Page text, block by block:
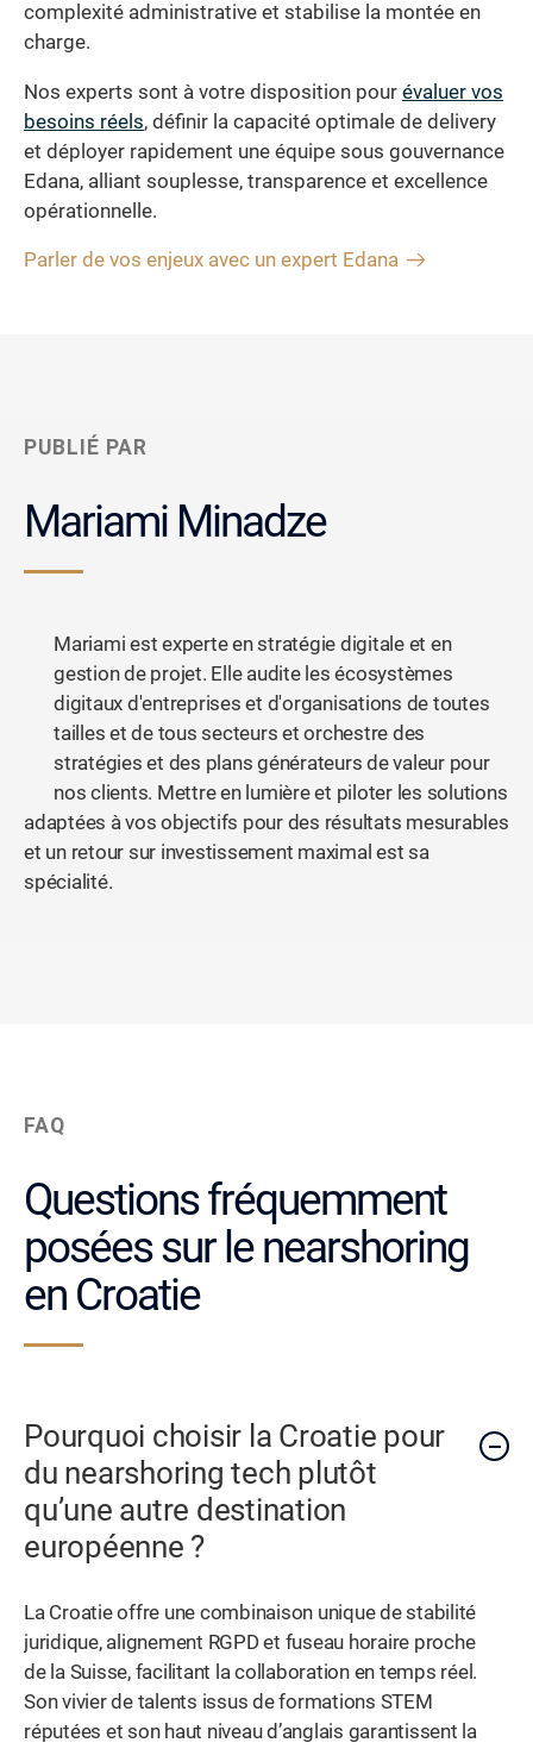
complexité administrative et stabilise la montée en
charge.
Nos experts sont à votre disposition pour évaluer vos
besoins réels, définir la capacité optimale de delivery
et déployer rapidement une équipe sous gouvernance
Edana, alliant souplesse, transparence et excellence
opérationnelle.
Parler de vos enjeux avec un expert Edana
PUBLIÉ PAR
Mariami Minadze
Mariami est experte en stratégie digitale et en
gestion de projet. Elle audite les écosystèmes
digitaux d'entreprises et d'organisations de toutes
tailles et de tous secteurs et orchestre des
stratégies et des plans générateurs de valeur pour
nos clients. Mettre en lumière et piloter les solutions
adaptées à vos objectifs pour des résultats mesurables
et un retour sur investissement maximal est sa
spécialité.
FAQ
Questions fréquemment
posées sur le nearshoring
en Croatie
Pourquoi choisir la Croatie pour
du nearshoring tech plutôt
qu’une autre destination
européenne ?
La Croatie offre une combinaison unique de stabilité
juridique, alignement RGPD et fuseau horaire proche
de la Suisse, facilitant la collaboration en temps réel.
Son vivier de talents issus de formations STEM
réputées et son haut niveau d’anglais garantissent la